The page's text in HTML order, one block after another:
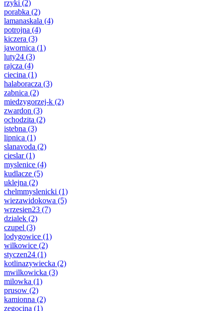
rzyki (2)
porabka (2)
lamanaskala (4)
potrojna (4)
kiczera (3)
jawornica (1)
luty24 (3)
rajcza (4)
ciecina (1)
halaboracza (3)
zabnica (2)
miedzygorzej-k (2)
zwardon (3)
ochodzita (2)
istebna (3)
lipnica (1)
slanavoda (2)
cieslar(1)
myslenice (4)
kudlacze (5)
uklejna (2)
chelmmyslenicki (1)
wiezawidokowa (5)
wrzesien23 (7)
dzialek (2)
czupel (3)
lodygowice (1)
wilkowice (2)
styczen24 (1)
kotlinazywiecka (2)
mwilkowicka (3)
milowka (1)
prusow (2)
kamionna (2)
zegocina (1)